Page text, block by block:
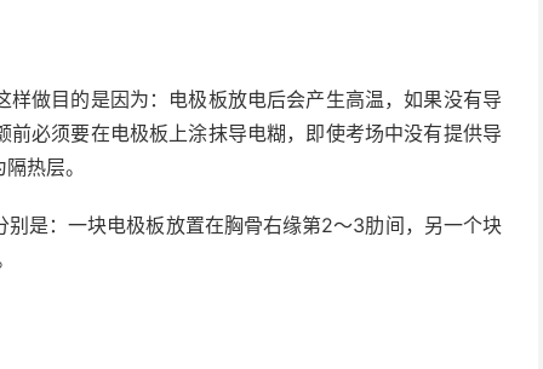
做目的是因为：电极板放电后会产生高温，如果没有导
必须要在电极板上涂抹导电糊，即使考场中没有提供导
热层。
是：一块电极板放置在胸骨右缘第2～3肋间，另一个块